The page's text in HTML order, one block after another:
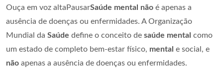
Ouça em voz altaPausarSaúde mental não é apenas a
ausência de doenças ou enfermidades. A Organização
Mundial da Saúde define o conceito de saúde mental como
um estado de completo bem-estar físico, mental e social, e
não apenas a ausência de doenças ou enfermidades.